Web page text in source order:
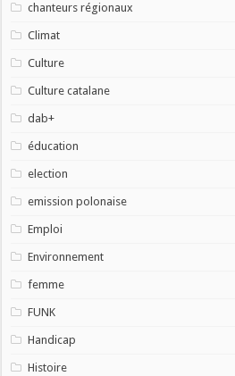
chanteurs régionaux
Climat
Culture
Culture catalane
dab+
éducation
election
emission polonaise
Emploi
Environnement
femme
FUNK
Handicap
Histoire